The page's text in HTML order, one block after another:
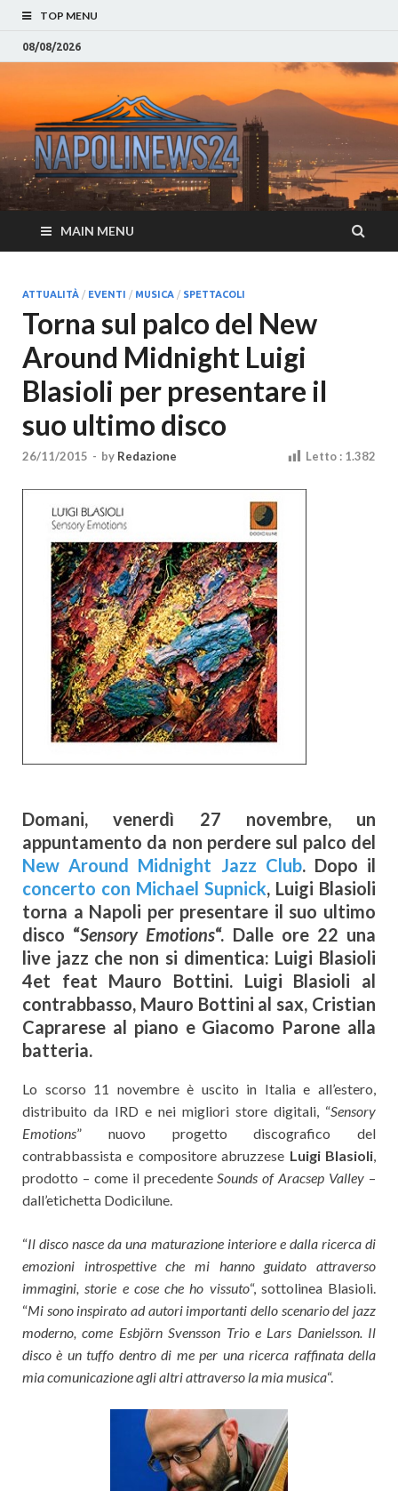
TOP MENU
08/08/2026
–
Napoli
Moda e
Cultura
Notizie sulla citta di
Napoli e Campania
Eventi, Sport
MAIN MENU
ATTUALITÀ / EVENTI / MUSICA / SPETTACOLI
Torna sul palco del New
Around Midnight Luigi
Blasioli per presentare il
suo ultimo disco
26/11/2015 - by Redazione Letto : 1.382
Domani, venerdì 27 novembre, un
appuntamento da non perdere sul palco del
New Around Midnight Jazz Club. Dopo il
concerto con Michael Supnick, Luigi Blasioli
torna a Napoli per presentare il suo ultimo
disco “Sensory Emotions“. Dalle ore 22 una
live jazz che non si dimentica: Luigi Blasioli
4et feat Mauro Bottini. Luigi Blasioli al
contrabbasso, Mauro Bottini al sax, Cristian
Caprarese al piano e Giacomo Parone alla
batteria.
Lo scorso 11 novembre è uscito in Italia e all’estero,
distribuito da IRD e nei migliori store digitali, “Sensory
Emotions” nuovo progetto discografico del
contrabbassista e compositore abruzzese Luigi Blasioli,
prodotto – come il precedenteSounds of Aracsep Valley –
dall’etichetta Dodicilune.
“Il disco nasce da una maturazione interiore e dalla ricerca di
emozioni introspettive che mi hanno guidato attraverso
immagini, storie e cose che ho vissuto“, sottolinea Blasioli.
“Mi sono inspirato ad autori importanti dello scenario del jazz
moderno, come Esbjörn Svensson Trio e Lars Danielsson. Il
disco è un tuffo dentro di me per una ricerca raffinata della
mia comunicazione agli altri attraverso la mia musica“.